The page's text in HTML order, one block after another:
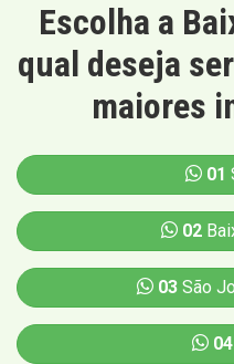
Escolha a
qual deseja
maiores
01
02
03São
04